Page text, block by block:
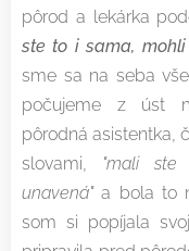
pôrod a lekárka
ste to i sama,
sme sa na seba
počujeme z úst
pôrodná asistentka,
slovami, "mali ste
unavená"a bola to
som si popíjala